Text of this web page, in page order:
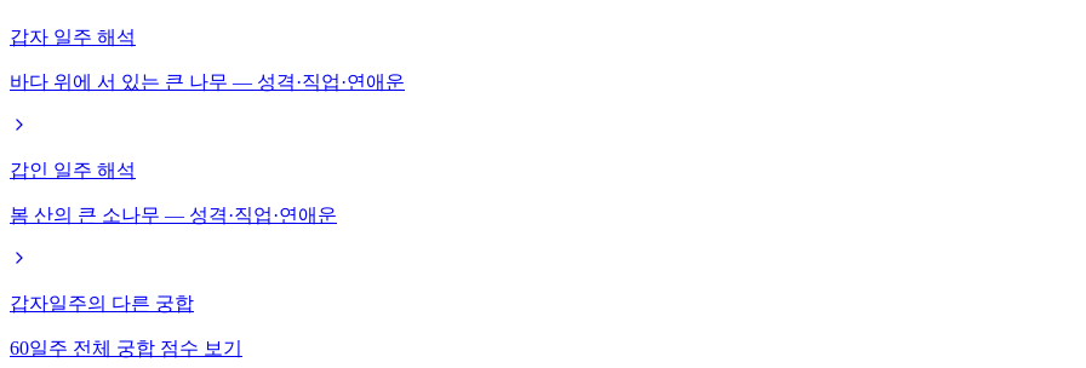
갑자 일주 해석
바다 위에 서 있는 큰 나무 — 성격·직업·연애운
갑인 일주 해석
봄 산의 큰 소나무 — 성격·직업·연애운
갑자일주의 다른 궁합
60일주 전체 궁합 점수 보기